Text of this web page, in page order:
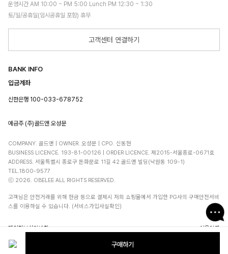
구매하기
운영시간 AM 10:00 ~ PM 5:00 Lunch PM 12:30 ~ 1:30
토/일/공휴일(임시공휴일 포함) 휴무
고객센터 연결하기
BANK INFO
입금계좌
신한은행 100-033-678752
예금주 (주)골드앤 오성문
COMPANY. 골드앤 | OWNER. 오성문 | CPO. 신동현
BUSINESS LICENCE. 193-81-00126 | ORDER LICENCE. 제2015-서울종로-0671호
ADDRESS. 서울특별시 종로구 돈화문로 11길 42 골드앤 빌딩(낙원동 109-1)
TEL.1800-9577
ⓒ 2026. OBELEE ALL RIGHTS RESERVED.
고객님은 안전거래를 위해 현금 등으로 결제시 저희 쇼핑몰에서 가입한 PG사의 구매안전서비
스를 이용하실 수 있습니다. (서비스가입사실확인)
개인정보처리방침 이용약관